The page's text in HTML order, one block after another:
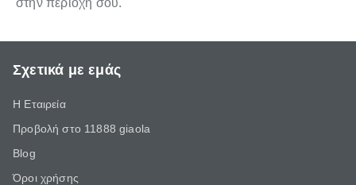
στην περιοχή σου.
Σχετικά με εμάς
Η Εταιρεία
Προβολή στο 11888 giaola
Blog
Όροι χρήσης